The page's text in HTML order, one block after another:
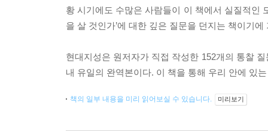
황 시기에도 수많은 사람들이 이 책에서 실질적인
을 살 것인가’에 대한 깊은 질문을 던지는 책이기에
현대지성은 원저자가 직접 작성한 152개의 통찰
내 유일의 완역본이다. 이 책을 통해 우리 안에 있
책의 일부 내용을 미리 읽어보실 수 있습니다. 미리보기